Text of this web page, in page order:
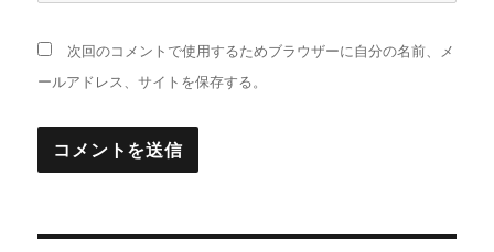
次回のコメントで使用するためブラウザーに自分の名前、メ
ールアドレス、サイトを保存する。